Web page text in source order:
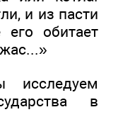
и из пасти
обитает
в